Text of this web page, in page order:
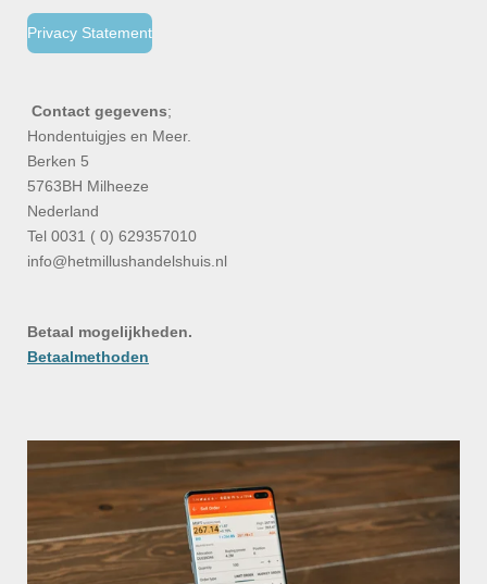
Privacy Statement
Contact gegevens;
Hondentuigjes en Meer.
Berken 5
5763BH Milheeze
Nederland
Tel 0031 ( 0) 629357010
info@hetmillushandelshuis.nl
Betaal mogelijkheden.
Betaalmethoden